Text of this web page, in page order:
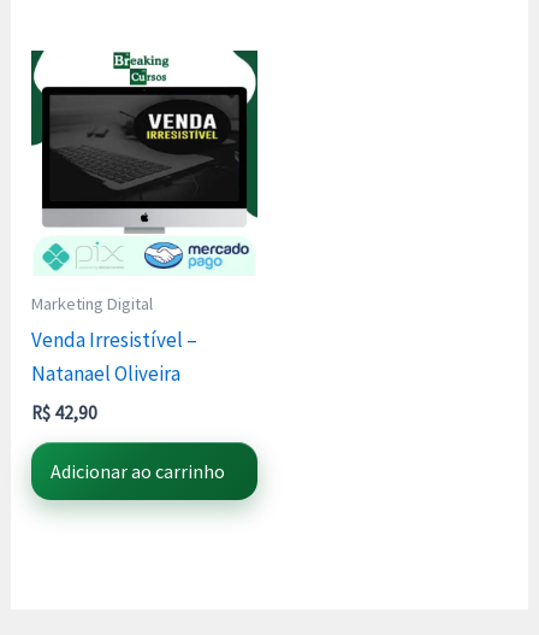
Marketing Digital
Venda Irresistível –
Natanael Oliveira
R$ 42,90
Adicionar ao carrinho